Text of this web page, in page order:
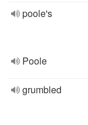
poole's
Poole
grumbled